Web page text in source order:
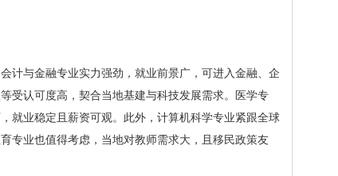
计与金融专业实力强劲，就业前景广，可进入金融、企
受认可度高，契合当地基建与科技发展需求。医学专
就业稳定且薪资可观。此外，计算机科学专业紧跟全球
专业也值得考虑，当地对教师需求大，且移民政策友